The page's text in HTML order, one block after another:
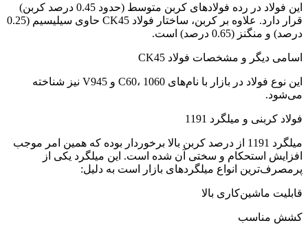
این فولاد در رده فولادهای کربن متوسط (حدود 0.45 درصد کربن)
قرار دارد. علاوه بر کربن، ساختار فولاد CK45 حاوی سیلیسیم (0.25
درصد) و منگنز (0.65 درصد) است.
اسامی دیگر و مشخصات فولاد CK45
این نوع فولاد در بازار با نام‌های C60، 1060 و V945 نیز شناخته
می‌شود.
فولاد کربنی و میلگرد 1191
میلگرد 1191 از درصد کربن بالا برخوردار بوده که همین امر موجب
افزایش استحکام و سختی آن شده است. این میلگرد یکی از
پرمصرف‌ترین انواع میلگردهای بازار است به دلیل:
قابلیت ماشین‌کاری بالا
کشش مناسب